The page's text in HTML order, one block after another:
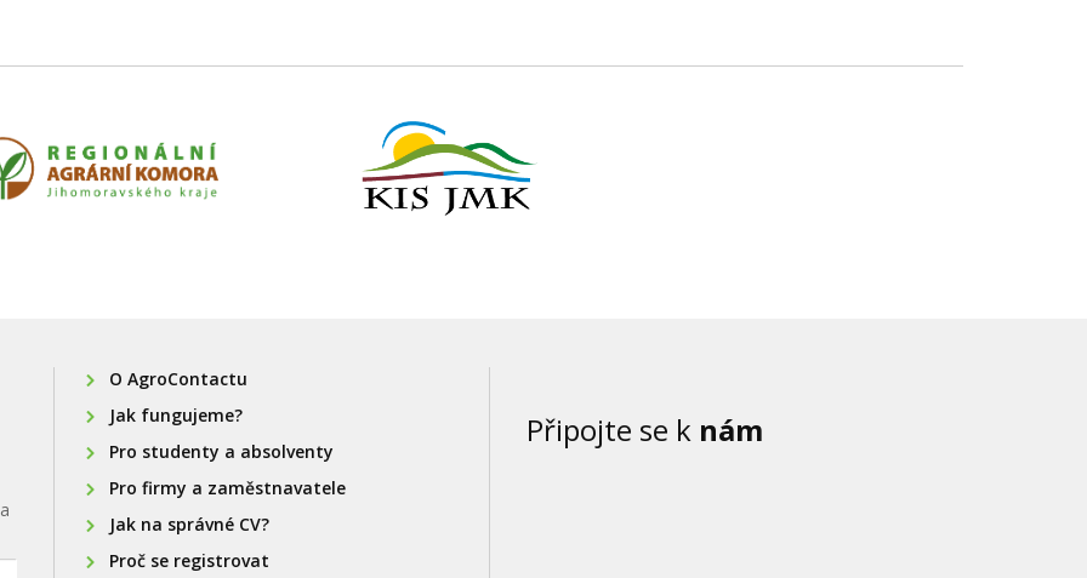
O AgroContactu
Jak fungujeme?
Pro studenty a absolventy
Pro firmy a zaměstnavatele
Jak na správné CV?
Proč se registrovat
Připojte se k nám